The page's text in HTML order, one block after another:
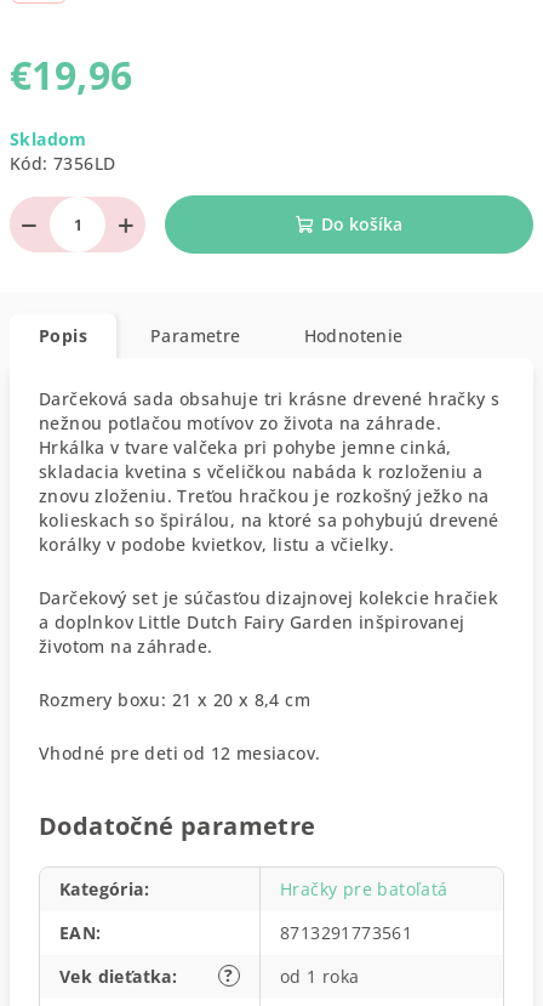
€19,96
cena:
Skladom
Kód: 7356LD
+
− Do košíka
Popis Parametre Hodnotenie
Darčeková sada obsahuje tri krásne drevené hračky s
nežnou potlačou motívov zo života na záhrade.
Hrkálka v tvare valčeka pri pohybe jemne cinká,
skladacia kvetina s včeličkou nabáda k rozloženiu a
znovu zloženiu. Treťou hračkou je rozkošný ježko na
kolieskach so špirálou, na ktoré sa pohybujú drevené
korálky v podobe kvietkov, listu a včielky.
Darčekový set je súčasťou dizajnovej kolekcie hračiek
a doplnkov Little Dutch Fairy Garden inšpirovanej
životom na záhrade.
Rozmery boxu: 21 x 20 x 8,4 cm
Vhodné pre deti od 12 mesiacov.
Dodatočné parametre
Kategória:
Hračky pre batoľatá
EAN:
8713291773561
?
Vek dieťatka:
od 1 roka